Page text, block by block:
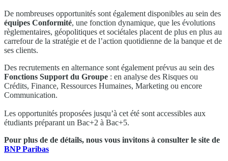
De nombreuses opportunités sont également disponibles au sein des
équipes Conformité, une fonction dynamique, que les évolutions
règlementaires, géopolitiques et sociétales placent de plus en plus au
carrefour de la stratégie et de l’action quotidienne de la banque et de
ses clients.
Des recrutements en alternance sont également prévus au sein des
Fonctions Support du Groupe : en analyse des Risques ou
Crédits, Finance, Ressources Humaines, Marketing ou encore
Communication.
Les opportunités proposées jusqu’à cet été sont accessibles aux
étudiants préparant un Bac+2 à Bac+5.
Pour plus de de détails, nous vous invitons à consulter le site de
BNP Paribas